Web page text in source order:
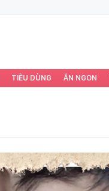
TIÊU DÙNG ĂN NGON